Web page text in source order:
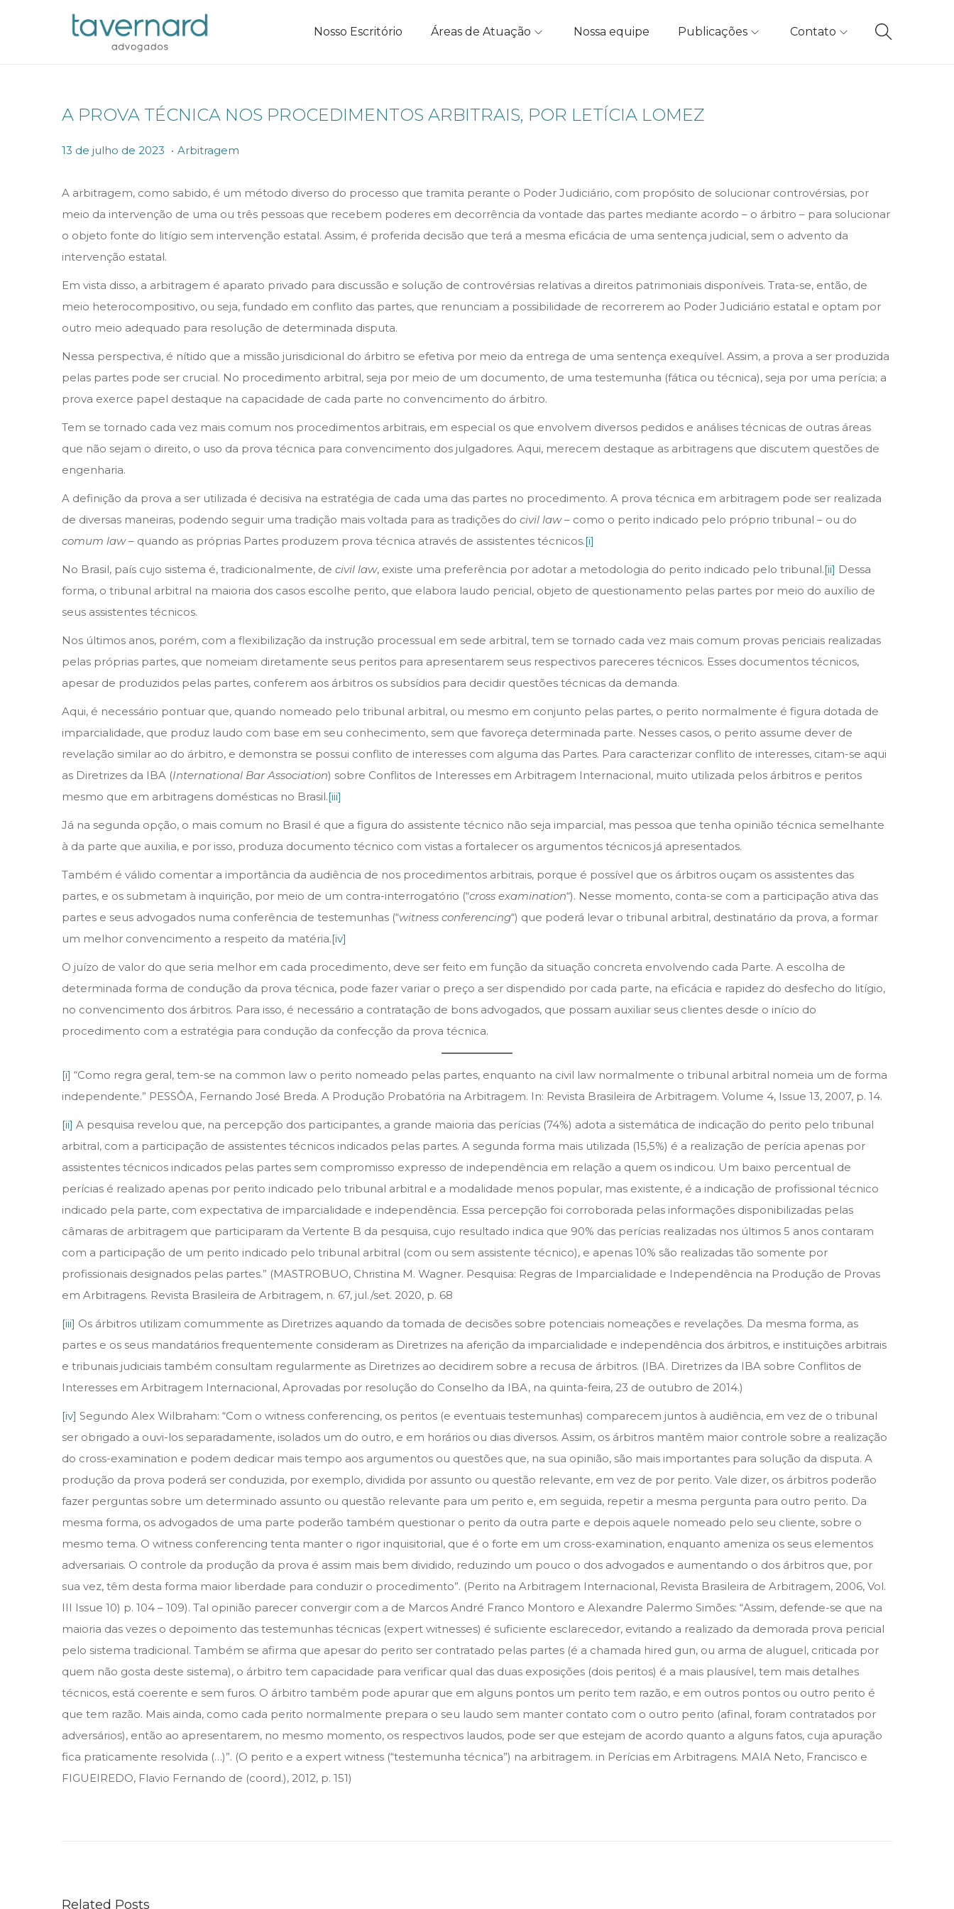
Nosso Escritório Áreas de Atuação Nossa equipe Publicações Contato
A PROVA TÉCNICA NOS PROCEDIMENTOS ARBITRAIS, POR LETÍCIA LOMEZ
P
s
t
e
d
13 de julho de 2023
d
e
j
e
2
0
2
3
. P
s
t
e
Arbitragem
A arbitragem, como sabido, é um método diverso do processo que tramita perante o Poder Judiciário, com propósito de solucionar controvérsias, por
meio da intervenção de uma ou três pessoas que recebem poderes em decorrência da vontade das partes mediante acordo – o árbitro – para solucionar
o objeto fonte do litígio sem intervenção estatal. Assim, é proferida decisão que terá a mesma eficácia de uma sentença judicial, sem o advento da
intervenção estatal.
Em vista disso, a arbitragem é aparato privado para discussão e solução de controvérsias relativas a direitos patrimoniais disponíveis. Trata-se, então, de
meio heterocompositivo, ou seja, fundado em conflito das partes, que renunciam a possibilidade de recorrerem ao Poder Judiciário estatal e optam por
outro meio adequado para resolução de determinada disputa.
Nessa perspectiva, é nítido que a missão jurisdicional do árbitro se efetiva por meio da entrega de uma sentença exequível. Assim, a prova a ser produzida
pelas partes pode ser crucial. No procedimento arbitral, seja por meio de um documento, de uma testemunha (fática ou técnica), seja por uma perícia; a
prova exerce papel destaque na capacidade de cada parte no convencimento do árbitro.
Tem se tornado cada vez mais comum nos procedimentos arbitrais, em especial os que envolvem diversos pedidos e análises técnicas de outras áreas
que não sejam o direito, o uso da prova técnica para convencimento dos julgadores. Aqui, merecem destaque as arbitragens que discutem questões de
engenharia.
A definição da prova a ser utilizada é decisiva na estratégia de cada uma das partes no procedimento. A prova técnica em arbitragem pode ser realizada
de diversas maneiras, podendo seguir uma tradição mais voltada para as tradições do civil law– como o perito indicado pelo próprio tribunal – ou do
comum law– quando as próprias Partes produzem prova técnica através de assistentes técnicos.[i]
No Brasil, país cujo sistema é, tradicionalmente, de civil law, existe uma preferência por adotar a metodologia do perito indicado pelo tribunal.[ii] Dessa
forma, o tribunal arbitral na maioria dos casos escolhe perito, que elabora laudo pericial, objeto de questionamento pelas partes por meio do auxílio de
seus assistentes técnicos.
Nos últimos anos, porém, com a flexibilização da instrução processual em sede arbitral, tem se tornado cada vez mais comum provas periciais realizadas
pelas próprias partes, que nomeiam diretamente seus peritos para apresentarem seus respectivos pareceres técnicos. Esses documentos técnicos,
apesar de produzidos pelas partes, conferem aos árbitros os subsídios para decidir questões técnicas da demanda.
Aqui, é necessário pontuar que, quando nomeado pelo tribunal arbitral, ou mesmo em conjunto pelas partes, o perito normalmente é figura dotada de
imparcialidade, que produz laudo com base em seu conhecimento, sem que favoreça determinada parte. Nesses casos, o perito assume dever de
revelação similar ao do árbitro, e demonstra se possui conflito de interesses com alguma das Partes. Para caracterizar conflito de interesses, citam-se aqui
as Diretrizes da IBA (International Bar Association) sobre Conflitos de Interesses em Arbitragem Internacional, muito utilizada pelos árbitros e peritos
mesmo que em arbitragens domésticas no Brasil.[iii]
Já na segunda opção, o mais comum no Brasil é que a figura do assistente técnico não seja imparcial, mas pessoa que tenha opinião técnica semelhante
à da parte que auxilia, e por isso, produza documento técnico com vistas a fortalecer os argumentos técnicos já apresentados.
Também é válido comentar a importância da audiência de nos procedimentos arbitrais, porque é possível que os árbitros ouçam os assistentes das
partes, e os submetam à inquirição, por meio de um contra-interrogatório (“cross examination“). Nesse momento, conta-se com a participação ativa das
partes e seus advogados numa conferência de testemunhas (“witness conferencing“) que poderá levar o tribunal arbitral, destinatário da prova, a formar
um melhor convencimento a respeito da matéria.[iv]
O juízo de valor do que seria melhor em cada procedimento, deve ser feito em função da situação concreta envolvendo cada Parte. A escolha de
determinada forma de condução da prova técnica, pode fazer variar o preço a ser dispendido por cada parte, na eficácia e rapidez do desfecho do litígio,
no convencimento dos árbitros. Para isso, é necessário a contratação de bons advogados, que possam auxiliar seus clientes desde o início do
procedimento com a estratégia para condução da confecção da prova técnica.
[i] “Como regra geral, tem-se na common law o perito nomeado pelas partes, enquanto na civil law normalmente o tribunal arbitral nomeia um de forma
independente.” PESSÔA, Fernando José Breda. A Produção Probatória na Arbitragem. In: Revista Brasileira de Arbitragem. Volume 4, Issue 13, 2007, p. 14.
[ii] A pesquisa revelou que, na percepção dos participantes, a grande maioria das perícias (74%) adota a sistemática de indicação do perito pelo tribunal
arbitral, com a participação de assistentes técnicos indicados pelas partes. A segunda forma mais utilizada (15,5%) é a realização de perícia apenas por
assistentes técnicos indicados pelas partes sem compromisso expresso de independência em relação a quem os indicou. Um baixo percentual de
perícias é realizado apenas por perito indicado pelo tribunal arbitral e a modalidade menos popular, mas existente, é a indicação de profissional técnico
indicado pela parte, com expectativa de imparcialidade e independência. Essa percepção foi corroborada pelas informações disponibilizadas pelas
câmaras de arbitragem que participaram da Vertente B da pesquisa, cujo resultado indica que 90% das perícias realizadas nos últimos 5 anos contaram
com a participação de um perito indicado pelo tribunal arbitral (com ou sem assistente técnico), e apenas 10% são realizadas tão somente por
profissionais designados pelas partes.” (MASTROBUO, Christina M. Wagner. Pesquisa: Regras de Imparcialidade e Independência na Produção de Provas
em Arbitragens. Revista Brasileira de Arbitragem, n. 67, jul./set. 2020, p. 68
[iii] Os árbitros utilizam comummente as Diretrizes aquando da tomada de decisões sobre potenciais nomeações e revelações. Da mesma forma, as
partes e os seus mandatários frequentemente consideram as Diretrizes na aferição da imparcialidade e independência dos árbitros, e instituições arbitrais
e tribunais judiciais também consultam regularmente as Diretrizes ao decidirem sobre a recusa de árbitros. (IBA. Diretrizes da IBA sobre Conflitos de
Interesses em Arbitragem Internacional, Aprovadas por resolução do Conselho da IBA, na quinta-feira, 23 de outubro de 2014.)
[iv] Segundo Alex Wilbraham: “Com o witness conferencing, os peritos (e eventuais testemunhas) comparecem juntos à audiência, em vez de o tribunal
ser obrigado a ouvi-los separadamente, isolados um do outro, e em horários ou dias diversos. Assim, os árbitros mantêm maior controle sobre a realização
do cross-examination e podem dedicar mais tempo aos argumentos ou questões que, na sua opinião, são mais importantes para solução da disputa. A
produção da prova poderá ser conduzida, por exemplo, dividida por assunto ou questão relevante, em vez de por perito. Vale dizer, os árbitros poderão
fazer perguntas sobre um determinado assunto ou questão relevante para um perito e, em seguida, repetir a mesma pergunta para outro perito. Da
mesma forma, os advogados de uma parte poderão também questionar o perito da outra parte e depois aquele nomeado pelo seu cliente, sobre o
mesmo tema. O witness conferencing tenta manter o rigor inquisitorial, que é o forte em um cross-examination, enquanto ameniza os seus elementos
adversariais. O controle da produção da prova é assim mais bem dividido, reduzindo um pouco o dos advogados e aumentando o dos árbitros que, por
sua vez, têm desta forma maior liberdade para conduzir o procedimento”. (Perito na Arbitragem Internacional, Revista Brasileira de Arbitragem, 2006, Vol.
III Issue 10) p. 104 – 109). Tal opinião parecer convergir com a de Marcos André Franco Montoro e Alexandre Palermo Simões: “Assim, defende-se que na
maioria das vezes o depoimento das testemunhas técnicas (expert witnesses) é suficiente esclarecedor, evitando a realizado da demorada prova pericial
pelo sistema tradicional. Também se afirma que apesar do perito ser contratado pelas partes (é a chamada hired gun, ou arma de aluguel, criticada por
quem não gosta deste sistema), o árbitro tem capacidade para verificar qual das duas exposições (dois peritos) é a mais plausível, tem mais detalhes
técnicos, está coerente e sem furos. O árbitro também pode apurar que em alguns pontos um perito tem razão, e em outros pontos ou outro perito é
que tem razão. Mais ainda, como cada perito normalmente prepara o seu laudo sem manter contato com o outro perito (afinal, foram contratados por
adversários), então ao apresentarem, no mesmo momento, os respectivos laudos, pode ser que estejam de acordo quanto a alguns fatos, cuja apuração
fica praticamente resolvida (…)”. (O perito e a expert witness (“testemunha técnica”) na arbitragem. in Perícias em Arbitragens. MAIA Neto, Francisco e
FIGUEIREDO, Flavio Fernando de (coord.), 2012, p. 151)
Related Posts